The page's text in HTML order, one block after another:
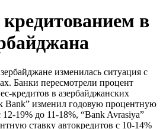
в
изменилась ситуация с
Банки пересмотрели процент
кредитов в азербайджанских
Bank” изменил годовую процентную
19% до 11-18%, “Bank Avrasiya”
ставку автокредитов с 10-14%